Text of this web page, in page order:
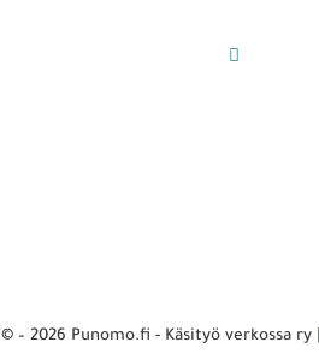
© – 2026 Punomo.fi - Käsityö verkossa ry |